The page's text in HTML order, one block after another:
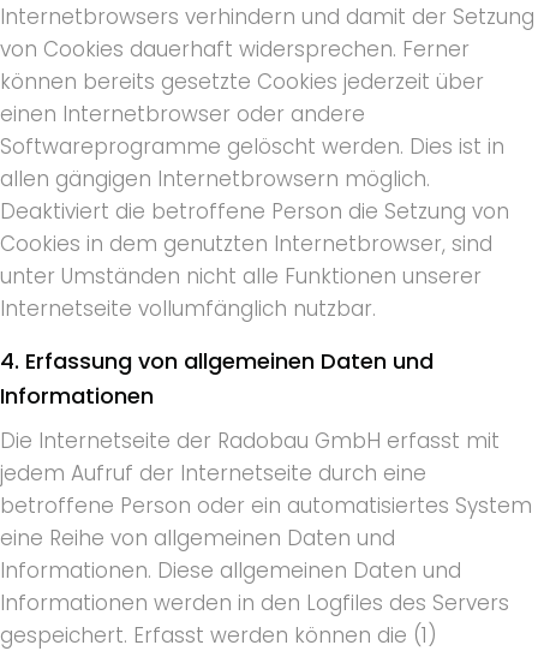
Internetbrowsers verhindern und damit der Setzung
von Cookies dauerhaft widersprechen. Ferner
können bereits gesetzte Cookies jederzeit über
einen Internetbrowser oder andere
Softwareprogramme gelöscht werden. Dies ist in
allen gängigen Internetbrowsern möglich.
Deaktiviert die betroffene Person die Setzung von
Cookies in dem genutzten Internetbrowser, sind
unter Umständen nicht alle Funktionen unserer
Internetseite vollumfänglich nutzbar.
4. Erfassung von allgemeinen Daten und
Informationen
Die Internetseite der Radobau GmbH erfasst mit
jedem Aufruf der Internetseite durch eine
betroffene Person oder ein automatisiertes System
eine Reihe von allgemeinen Daten und
Informationen. Diese allgemeinen Daten und
Informationen werden in den Logfiles des Servers
gespeichert. Erfasst werden können die (1)